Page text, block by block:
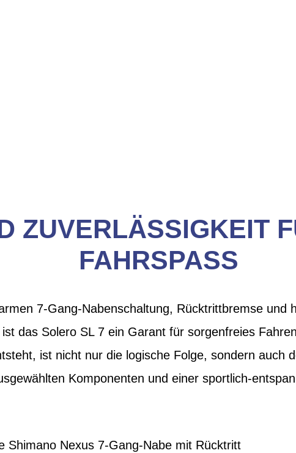
ZUVERLÄSSIGKEIT
FAHRSPASS
7-Gang-Nabenschaltung, Rücktrittbremse und
das Solero SL 7 ein Garant für sorgenfreies
ist nicht nur die logische Folge, sondern auch
Komponenten und einer sportlich-
Shimano Nexus 7-Gang-Nabe mit Rücktritt